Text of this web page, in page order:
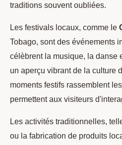
traditions souvent oubliées.
Les festivals locaux, comme le
Tobago, sont des événements
célèbrent la musique, la danse
un aperçu vibrant de la culture
moments festifs rassemblent
permettent aux visiteurs
Les activités traditionnelles,
ou la fabrication de produits